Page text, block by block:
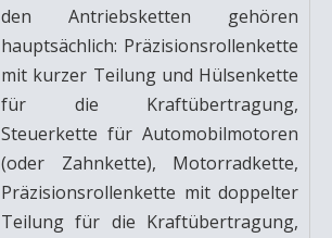
den Antriebsketten gehören
hauptsächlich: Präzisionsrollenkette
mit kurzer Teilung und Hülsenkette
für die Kraftübertragung,
Steuerkette für Automobilmotoren
(oder Zahnkette), Motorradkette,
Präzisionsrollenkette mit doppelter
Teilung für die Kraftübertragung,